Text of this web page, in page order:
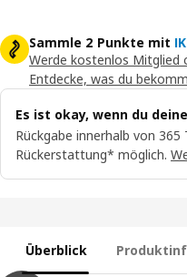
Sammle 2 Punkte mit
Werde kostenlos Mitglied
Entdecke, was du
Es ist okay, wenn du
Rückgabe innerhalb von
Rückerstattung* möglich.
Überblick